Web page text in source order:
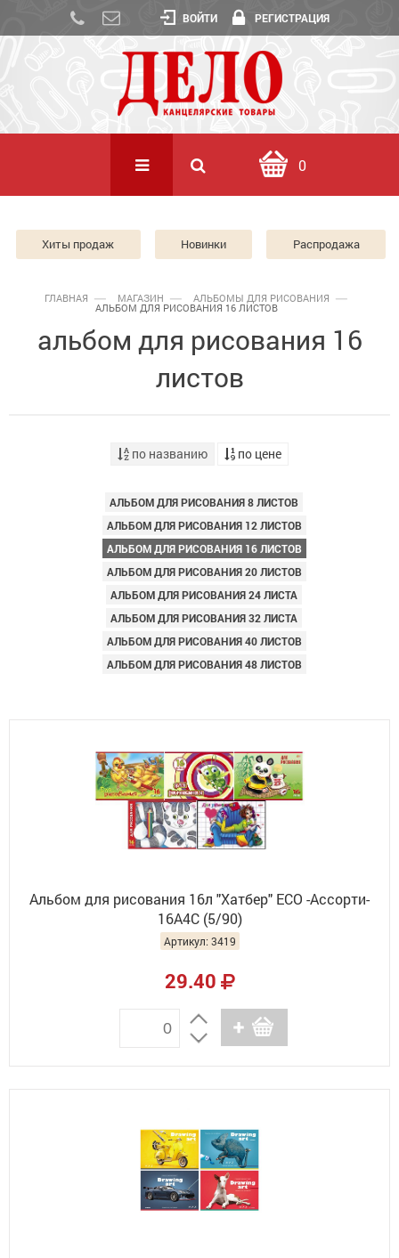
ВОЙТИ РЕГИСТРАЦИЯ
0
Хиты продаж Новинки Распродажа
ГЛАВНАЯ МАГАЗИН АЛЬБОМЫ ДЛЯ РИСОВАНИЯ
АЛЬБОМ ДЛЯ РИСОВАНИЯ 16 ЛИСТОВ
альбом для рисования 16
листов
по названию по цене
АЛЬБОМ ДЛЯ РИСОВАНИЯ 8 ЛИСТОВ
АЛЬБОМ ДЛЯ РИСОВАНИЯ 12 ЛИСТОВ
АЛЬБОМ ДЛЯ РИСОВАНИЯ 16 ЛИСТОВ
АЛЬБОМ ДЛЯ РИСОВАНИЯ 20 ЛИСТОВ
АЛЬБОМ ДЛЯ РИСОВАНИЯ 24 ЛИСТА
АЛЬБОМ ДЛЯ РИСОВАНИЯ 32 ЛИСТА
АЛЬБОМ ДЛЯ РИСОВАНИЯ 40 ЛИСТОВ
АЛЬБОМ ДЛЯ РИСОВАНИЯ 48 ЛИСТОВ
Альбом для рисования 16л "Хатбер" ЕСО -Ассорти-
16А4С (5/90)
Артикул: 3419
29.40